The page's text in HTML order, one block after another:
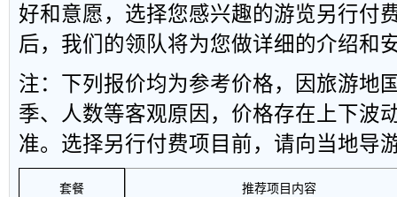
好和意愿，选择您感兴趣的游览另行付
后，我们的领队将为您做详细的介绍和
注：下列报价均为参考价格，因旅游地
季、人数等客观原因，价格存在上下波
准。选择另行付费项目前，请向当地导
套餐 推荐项目内容